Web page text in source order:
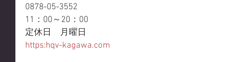
0878-05-3552
11：00～20：00
定休日　月曜日
https:hqv-kagawa.com